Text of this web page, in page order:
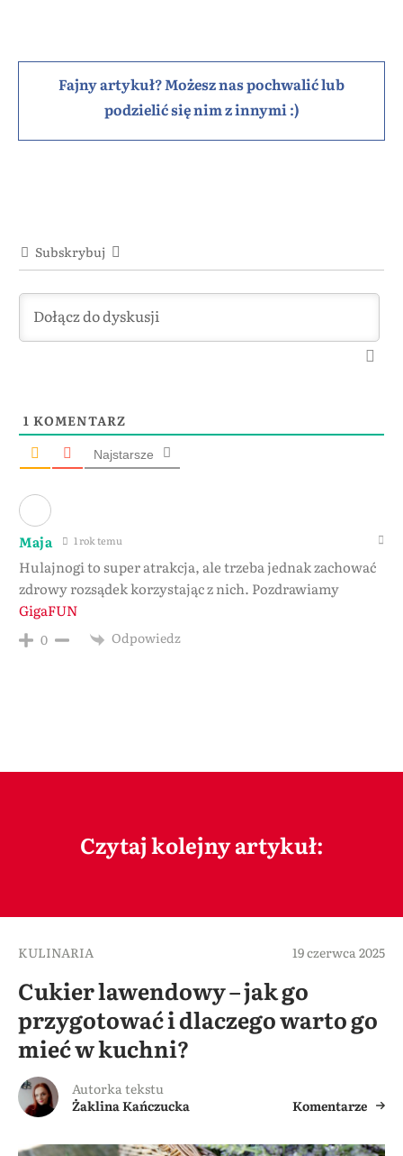
Fajny artykuł? Możesz nas pochwalić lub
podzielić się nim z innymi :)
Subskrybuj
1 KOMENTARZ
Najstarsze
Maja 1 rok temu
Hulajnogi to super atrakcja, ale trzeba jednak zachować
zdrowy rozsądek korzystając z nich. Pozdrawiamy
GigaFUN
0 Odpowiedz
Czytaj kolejny artykuł:
KULINARIA 19 czerwca 2025
Cukier lawendowy – jak go
przygotować i dlaczego warto go
mieć w kuchni?
Autorka tekstu
Żaklina Kańczucka
Komentarze